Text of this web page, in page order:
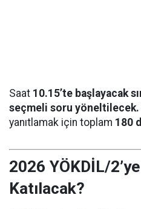
Saat 10.15’te başlayacak
seçmeli soru yöneltilecek.
yanıtlamak için toplam 180
2026 YÖKDİL/
Katılacak?